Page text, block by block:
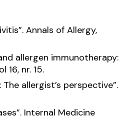
Annals of Allergy,
allergen immunotherapy:
16, nr. 15.
allergist’s perspective”.
Internal Medicine